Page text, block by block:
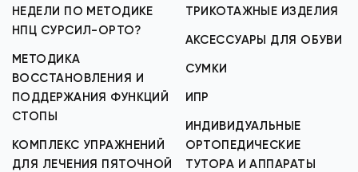
НЕДЕЛИ ПО МЕТОДИКЕ
НПЦ СУРСИЛ-ОРТО?
МЕТОДИКА
ВОССТАНОВЛЕНИЯ И
ПОДДЕРЖАНИЯ ФУНКЦИЙ
СТОПЫ
КОМПЛЕКС УПРАЖНЕНИЙ
ДЛЯ ЛЕЧЕНИЯ ПЯТОЧНОЙ
ТРИКОТАЖНЫЕ ИЗДЕЛИЯ
АКСЕССУАРЫ ДЛЯ ОБУВИ
СУМКИ
ИПР
ИНДИВИДУАЛЬНЫЕ
ОРТОПЕДИЧЕСКИЕ
ТУТОРА И АППАРАТЫ